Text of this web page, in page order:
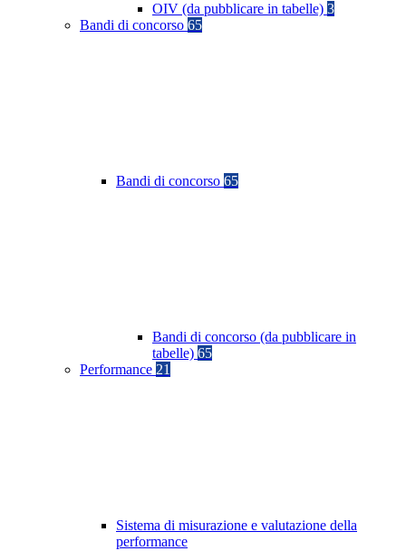
OIV (da pubblicare in tabelle) 3
Bandi di concorso 65
Bandi di concorso 65
Bandi di concorso (da pubblicare in
tabelle) 65
Performance 21
Sistema di misurazione e valutazione della
performance